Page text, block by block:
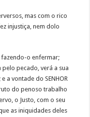
mas com o rico
injustiça, nem dolo
fazendo-o enfermar;
pecado, verá a sua
a vontade do SENHOR
do penoso trabalho
o Justo, com o seu
as iniquidades deles